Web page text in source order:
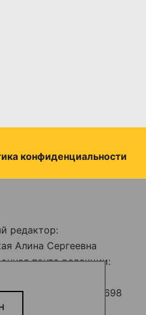
конфиденциальности
редактор:
Алина Сергеевна
почта редакции:
редакции: +7 (978) 698